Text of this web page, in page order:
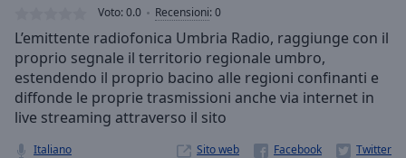
Type
LIVE
live,
currently
behind
liveLIVE
Remaining
Time-
Voto:0.0 Recensioni:0
L’emittente radiofonica Umbria Radio, raggiunge con il
proprio segnale il territorio regionale umbro,
estendendo il proprio bacino alle regioni confinanti e
diffonde le proprie trasmissioni anche via internet in
live streaming attraverso il sito
Italiano Sito web